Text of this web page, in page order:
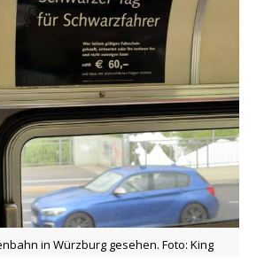
in Würzburg gesehen. Foto: King